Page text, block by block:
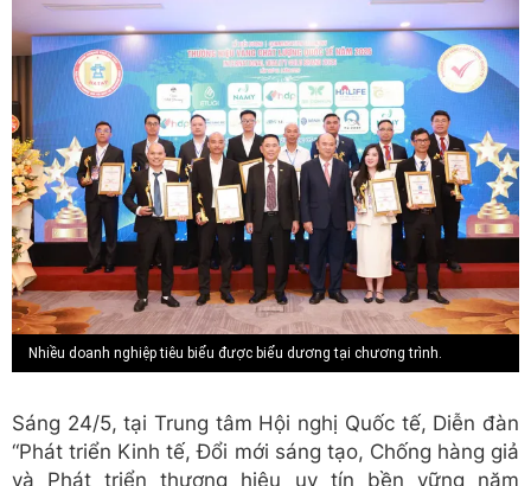
Nhiều doanh nghiệp tiêu biểu được biểu dương tại chương trình.
Sáng 24/5, tại Trung tâm Hội nghị Quốc tế, Diễn đàn
“Phát triển Kinh tế, Đổi mới sáng tạo, Chống hàng giả
và Phát triển thương hiệu uy tín bền vững năm